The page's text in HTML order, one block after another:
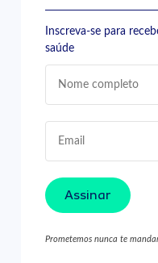
Inscreva-se para
saúde
Assinar
Prometemos nunca te